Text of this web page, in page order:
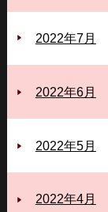
2022年7月
2022年6月
2022年5月
2022年4月